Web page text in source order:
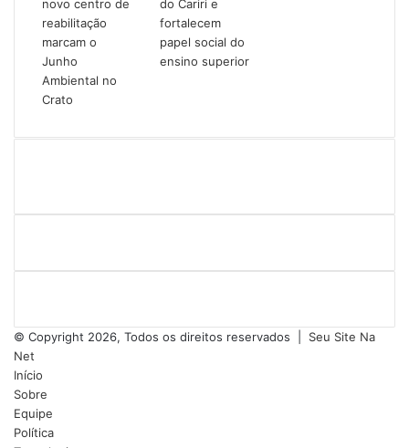
© Copyright 2026, Todos os direitos reservados | Seu Site Na
Net
Início
Sobre
Equipe
Política